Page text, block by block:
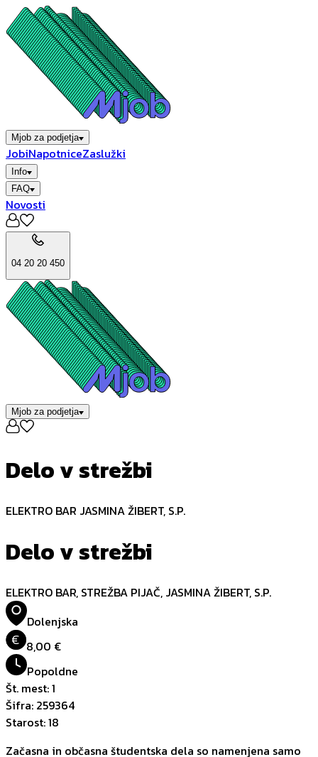
Mjob za podjetja
JobiNapotniceZaslužki
Info
FAQ
Novosti
04 20 20 450
Mjob za podjetja
Delo v strežbi
ELEKTRO BAR JASMINA ŽIBERT, S.P.
Delo v strežbi
ELEKTRO BAR, STREŽBA PIJAČ, JASMINA ŽIBERT, S.P.
Dolenjska
€ 8,00 €
Popoldne
Št. mest:1
Šifra: 259364
Starost:18
Začasna in občasna študentska dela so namenjena samo